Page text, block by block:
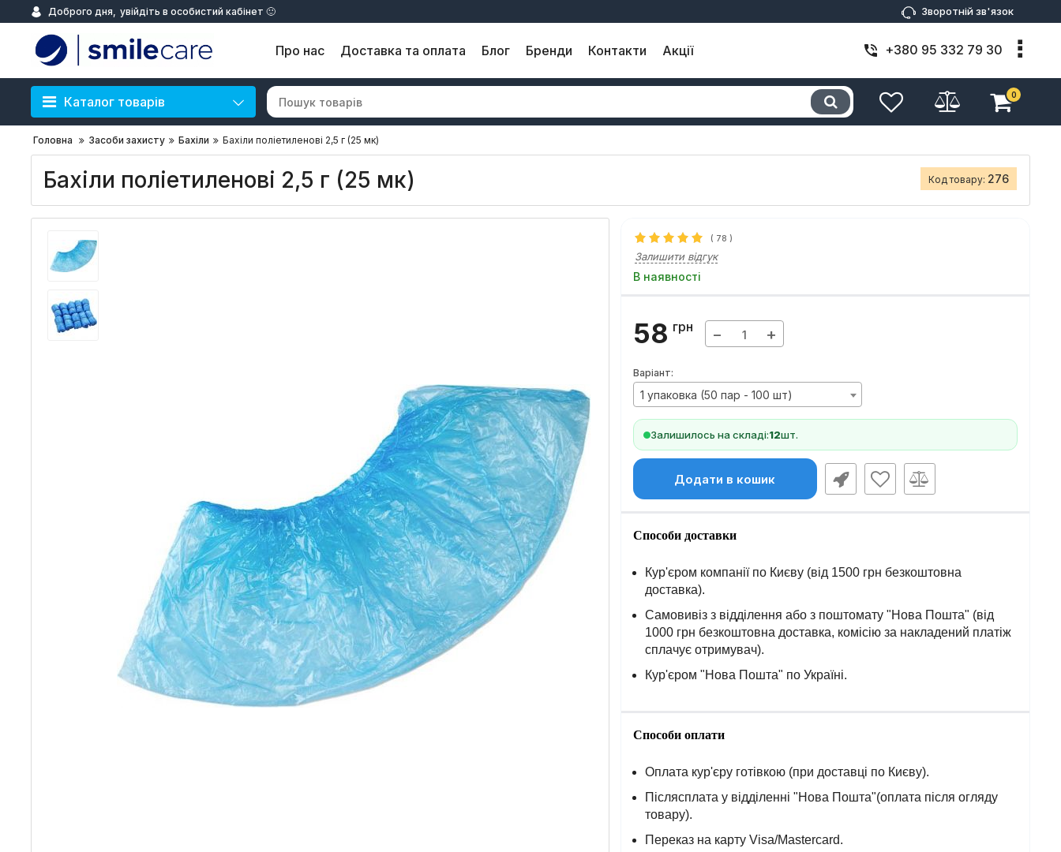
Доброго дня, увійдіть в особистий кабінет 🙂 Зворотній зв'язок
Про нас Доставка та оплата Блог Бренди Контакти Акції +380 95 332 79 30
Каталог товарів 0
Головна Засоби захисту Бахіли Бахіли поліетиленові 2,5 г (25 мк)
Бахіли поліетиленові 2,5 г (25 мк) Код товару: 276
( 78 )
Залишити відгук
В наявності
58 грн − +
Варіант:
1 упаковка (50 пар - 100 шт)
Залишилось на складі:12шт.
Додати в кошик
Способи доставки
Кур'єром компанії по Києву (від 1500 грн безкоштовна
доставка).
Самовивіз з відділення або з поштомату "Нова Пошта" (від
1000 грн безкоштовна доставка, комісію за накладений платіж
сплачує отримувач).
Кур'єром "Нова Пошта" по Україні.
Способи оплати
Оплата кур'єру готівкою (при доставці по Києву).
Післясплата у відділенні "Нова Пошта"(оплата після огляду
товару).
Переказ на карту Visa/Mastercard.